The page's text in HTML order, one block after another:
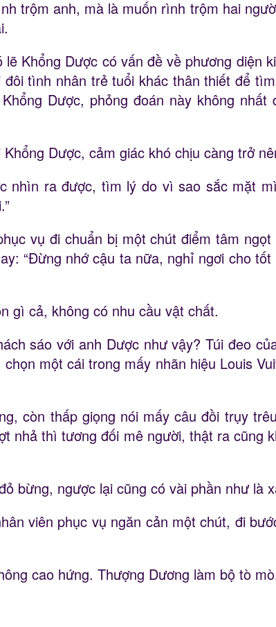
trộm anh, mà là muốn rình trộm hai
Khổng Dược có vấn đề về phương diện
tình nhân trẻ tuổi khác thân thiết để
Dược, phỏng đoán này không
Dược, cảm giác khó chịu càng trở
nhìn ra được, tìm lý do vì sao sắc mặt
vụ đi chuẩn bị một chút điểm tâm
“Đừng nhớ cậu ta nữa, nghỉ ngơi cho
gì cả, không có nhu cầu vật chất.
sáo với anh Dược như vậy? Túi đeo
một cái trong mấy nhãn hiệu Louis
còn thấp giọng nói mấy câu đồi trụy
nhả thì tương đối mê người, thật ra cũng
bừng, ngược lại cũng có vài phần như là
viên phục vụ ngăn cản một chút, đi
cao hứng. Thượng Dương làm bộ tò